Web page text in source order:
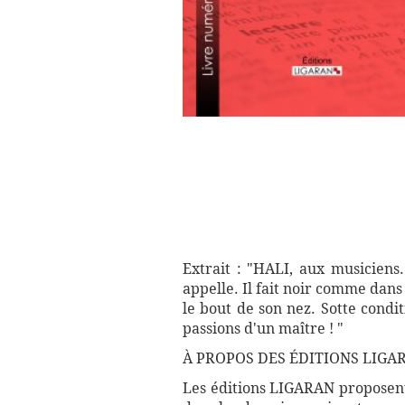
Extrait : "HALI, aux
appelle. Il fait noir comme
le bout de son nez. Sotte
passions d'un maître ! "
À PROPOS DES ÉDITIONS
Les éditions LIGARAN